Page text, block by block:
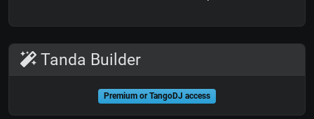
Tanda Builder
Premium or TangoDJ access